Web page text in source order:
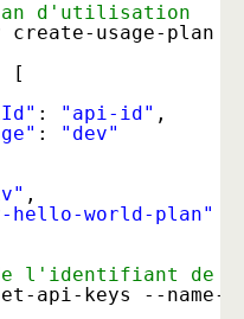
d'utilisation
create-usage-
[
: "api-id" ,
:
"dev"
,
hello-world-plan"
l'identifiant de
api-keys --